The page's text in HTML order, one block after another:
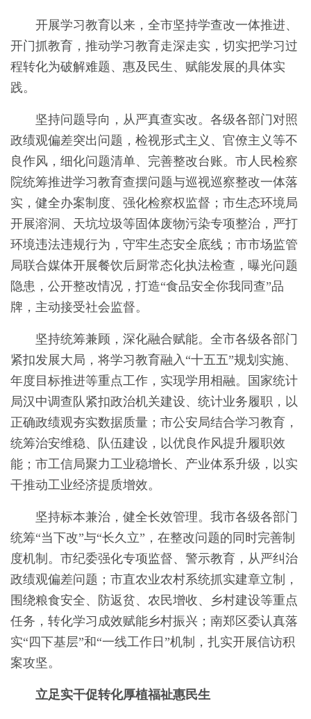
开展学习教育以来，全市坚持学查改一体推进、
开门抓教育，推动学习教育走深走实，切实把学习过
程转化为破解难题、惠及民生、赋能发展的具体实
践。
坚持问题导向，从严真查实改。各级各部门对照
政绩观偏差突出问题，检视形式主义、官僚主义等不
良作风，细化问题清单、完善整改台账。市人民检察
院统筹推进学习教育查摆问题与巡视巡察整改一体落
实，健全办案制度、强化检察权监督；市生态环境局
开展溶洞、天坑垃圾等固体废物污染专项整治，严打
环境违法违规行为，守牢生态安全底线；市市场监管
局联合媒体开展餐饮后厨常态化执法检查，曝光问题
隐患，公开整改情况，打造“食品安全你我同查”品
牌，主动接受社会监督。
坚持统筹兼顾，深化融合赋能。全市各级各部门
紧扣发展大局，将学习教育融入“十五五”规划实施、
年度目标推进等重点工作，实现学用相融。国家统计
局汉中调查队紧扣政治机关建设、统计业务履职，以
正确政绩观夯实数据质量；市公安局结合学习教育，
统筹治安维稳、队伍建设，以优良作风提升履职效
能；市工信局聚力工业稳增长、产业体系升级，以实
干推动工业经济提质增效。
坚持标本兼治，健全长效管理。我市各级各部门
统筹“当下改”与“长久立”，在整改问题的同时完善制
度机制。市纪委强化专项监督、警示教育，从严纠治
政绩观偏差问题；市直农业农村系统抓实建章立制，
围绕粮食安全、防返贫、农民增收、乡村建设等重点
任务，转化学习成效赋能乡村振兴；南郑区委认真落
实“四下基层”和“一线工作日”机制，扎实开展信访积
案攻坚。
立足实干促转化厚植福祉惠民生